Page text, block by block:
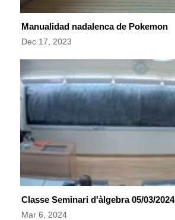
Manualidad nadalenca de Pokemon
Dec 17, 2023
Classe Seminari d'àlgebra 05/03/2024
Mar 6, 2024